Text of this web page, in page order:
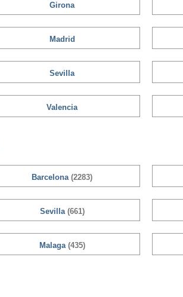
Girona
Madrid
Sevilla
Valencia
Barcelona (2283)
Sevilla (661)
Malaga (435)